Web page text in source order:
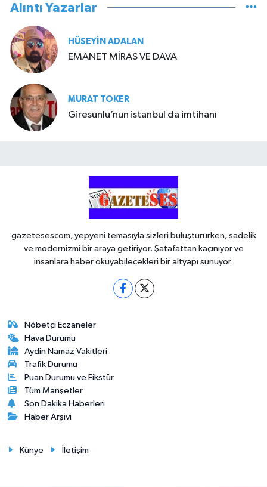
Alıntı Yazarlar
HÜSEYIN ADALAN
EMANET MİRAS VE DAVA
MURAT TOKER
Giresunlu’nun istanbul da imtihanı
gazetesescom, yepyeni temasıyla sizleri buluştururken, sadelik
ve modernizmi bir araya getiriyor. Şatafattan kaçınıyor ve
insanlara haber okuyabilecekleri bir altyapı sunuyor.
Nöbetçi Eczaneler
Hava Durumu
Aydin Namaz Vakitleri
Trafik Durumu
Puan Durumu ve Fikstür
Tüm Manşetler
Son Dakika Haberleri
Haber Arşivi
Künye İletişim